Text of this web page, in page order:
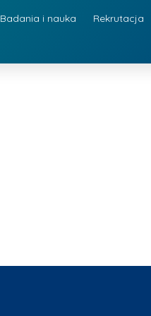
Badania i nauka Rekrutacja